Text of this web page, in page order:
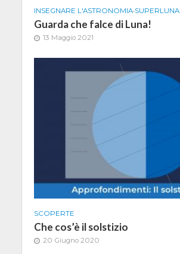
INSEGNARE L'ASTRONOMIA•SUPERLUNA
Guarda che falce di Luna!
13 Maggio 2021
SCOPERTE
Che cos’è il solstizio
20 Giugno 2020